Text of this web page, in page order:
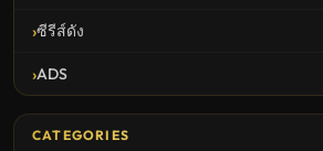
ซีรีส์ดัง
ADS
CATEGORIES